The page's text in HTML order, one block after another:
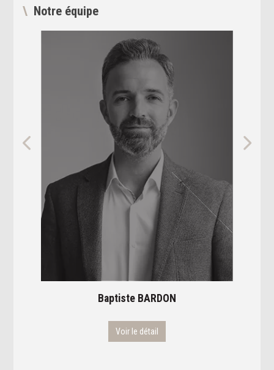
Notre équipe
Baptiste BARDON
Voir le détail